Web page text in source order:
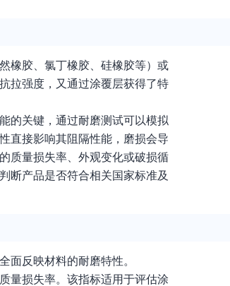
橡胶、氯丁橡胶、硅橡胶等）或
拉强度，又通过涂覆层获得了特
的关键，通过耐磨测试可以模拟
直接影响其阻隔性能，磨损会导
质量损失率、外观变化或破损循
断产品是否符合相关国家标准及
面反映材料的耐磨特性。
量损失率。该指标适用于评估涂